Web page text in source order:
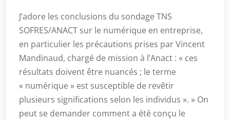
J’adore les conclusions du sondage TNS
SOFRES/ANACT sur le numérique en entreprise,
en particulier les précautions prises par Vincent
Mandinaud, chargé de mission à l’Anact : « ces
résultats doivent être nuancés ; le terme
« numérique » est susceptible de revêtir
plusieurs significations selon les individus ». » On
peut se demander comment a été conçu le